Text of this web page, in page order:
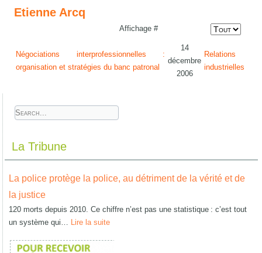
Etienne Arcq
Affichage #
Négociations interprofessionnelles :
organisation et stratégies du banc patronal
14
décembre
2006
Relations
industrielles
La Tribune
La police protège la police, au détriment de la vérité et de
la justice
120 morts depuis 2010. Ce chiffre n’est pas une statistique : c’est tout
un système qui… Lire la suite